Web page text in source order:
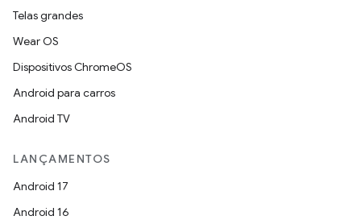
Telas grandes
Wear OS
Dispositivos ChromeOS
Android para carros
Android TV
LANÇAMENTOS
Android 17
Android 16